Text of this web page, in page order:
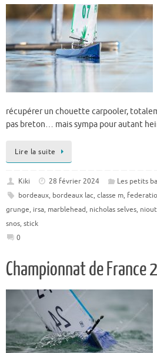
récupérer un chouette carpooler,
pas breton… mais sympa pour autant
Lire la suite
Kiki 28 février 2024 Les petits
bordeaux, bordeaux lac, classe m,
grunge, irsa, marblehead, nicholas selves,
snos, stick
0
Championnat de France